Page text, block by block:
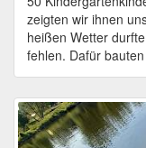
zeigten wir ihnen
heißen Wetter
fehlen. Dafür